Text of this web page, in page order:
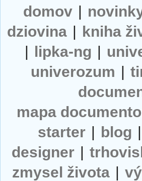
domov |
dziovina | kniha
| lipka-ng |
univerozum |
mapa
starter | blog |
designer |
zmysel života |